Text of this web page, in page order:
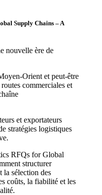
Supply Chains – A
nouvelle ère de
Orient et peut-être
commerciales et
et exportateurs
stratégies logistiques
RFQs for Global
structurer
la sélection des
coûts, la fiabilité et les